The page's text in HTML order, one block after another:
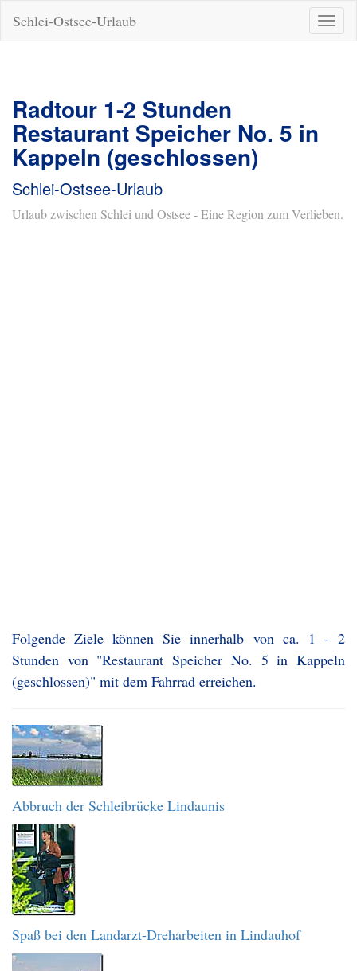
ein-/
Schlei-Ostsee-Urlaub
Radtour 1-2 Stunden
Restaurant Speicher No. 5 in
Kappeln (geschlossen)
Schlei-Ostsee-Urlaub
Urlaub zwischen Schlei und Ostsee - Eine Region zum Verlieben.
Folgende Ziele können Sie innerhalb von ca. 1 - 2
Stunden von "Restaurant Speicher No. 5 in Kappeln
(geschlossen)" mit dem Fahrrad erreichen.
Abbruch der Schleibrücke Lindaunis
Spaß bei den Landarzt-Dreharbeiten in Lindauhof